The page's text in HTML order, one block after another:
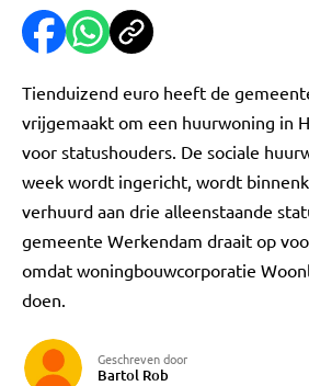
Tienduizend euro heeft de
vrijgemaakt om een huurwoning in
voor statushouders. De sociale
week wordt ingericht, wordt
verhuurd aan drie alleenstaande
gemeente Werkendam draait op
omdat woningbouwcorporatie
doen.
Geschreven door
Bartol Rob